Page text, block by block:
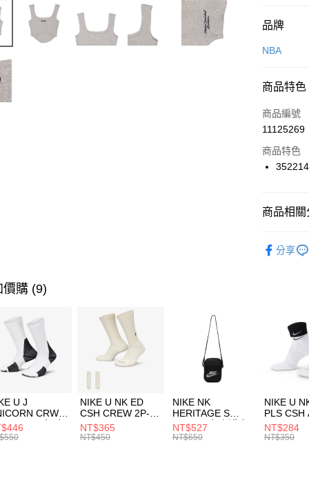
付款方式
信用卡一
合作金
華南商
上海商
國泰世
聯邦商
台新國
LINE Pay
Apple Pay
【關於「
【「
１．於結
付」結帳
２．訂單
／ATM／
※ 請注意
絡購買商
先享後付
每筆
每筆
付款後門
每筆
品牌
NBA
商品特色
商品編號
11125269
商品特色
商品相關
分享
價購 (9)
U J
CRW
-160 男女 中
FZ3393100
NIKE U NK ED
CSH CREW 2P-
144 EMBRDY 男
女 短統襪
NT$365
NT$450
NIKE NK
HERITAGE S
SMIT 男女 側背包
BA5871010
NT$527
NT$650
NIKE U
PLS CSH
144 DBL
襪
NT$284
NT$350